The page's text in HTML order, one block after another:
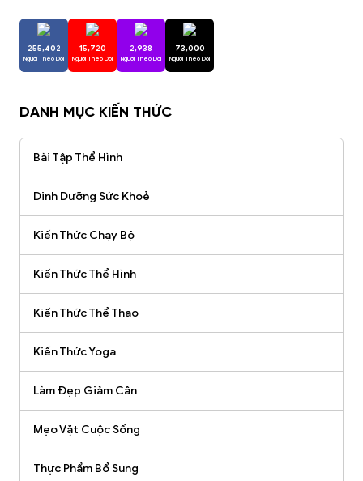
255,402
Người Theo Dõi
15,720
Người Theo Dõi
2,938
Người Theo Dõi
73,000
Người Theo Dõi
DANH MỤC KIẾN THỨC
Bài Tập Thể Hình
Dinh Dưỡng Sức Khoẻ
Kiến Thức Chạy Bộ
Kiến Thức Thể Hình
Kiến Thức Thể Thao
Kiến Thức Yoga
Làm Đẹp Giảm Cân
Mẹo Vặt Cuộc Sống
Thực Phẩm Bổ Sung